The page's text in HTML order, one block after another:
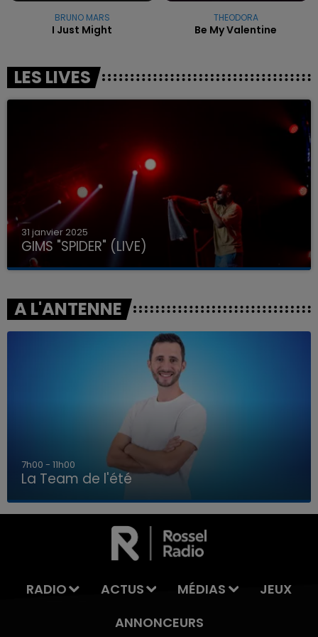
LA TEAM DE L'ÉTÉ
BRUNO MARS
I Just Might
THEODORA
Be My Valentine
LES LIVES
31 janvier 2025
GIMS "SPIDER" (LIVE)
A L'ANTENNE
7h00 - 11h00
La Team de l'été
RADIO ACTUS MÉDIAS
JEUX
ANNONCEURS